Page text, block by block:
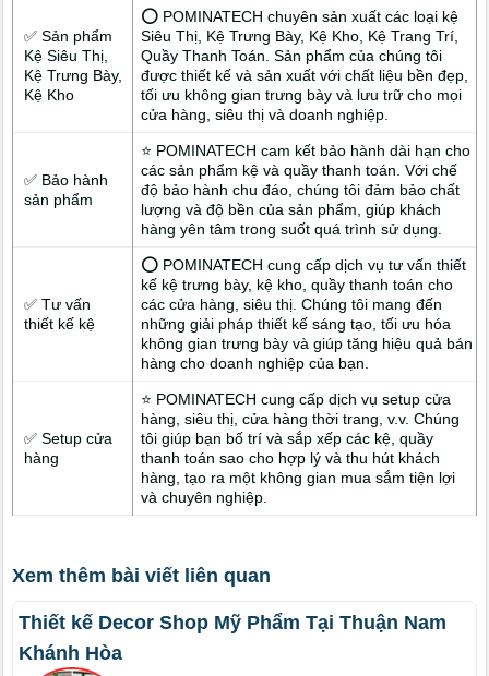
✅ Sản phẩm
Kệ Siêu Thị,
Kệ Trưng Bày,
Kệ Kho
⭕ POMINATECH chuyên sản xuất các loại kệ
Siêu Thị, Kệ Trưng Bày, Kệ Kho, Kệ Trang Trí,
Quầy Thanh Toán. Sản phẩm của chúng tôi
được thiết kế và sản xuất với chất liệu bền đẹp,
tối ưu không gian trưng bày và lưu trữ cho mọi
cửa hàng, siêu thị và doanh nghiệp.
✅ Bảo hành
sản phẩm
⭐ POMINATECH cam kết bảo hành dài hạn cho
các sản phẩm kệ và quầy thanh toán. Với chế
độ bảo hành chu đáo, chúng tôi đảm bảo chất
lượng và độ bền của sản phẩm, giúp khách
hàng yên tâm trong suốt quá trình sử dụng.
✅ Tư vấn
thiết kế kệ
⭕ POMINATECH cung cấp dịch vụ tư vấn thiết
kế kệ trưng bày, kệ kho, quầy thanh toán cho
các cửa hàng, siêu thị. Chúng tôi mang đến
những giải pháp thiết kế sáng tạo, tối ưu hóa
không gian trưng bày và giúp tăng hiệu quả bán
hàng cho doanh nghiệp của bạn.
✅ Setup cửa
hàng
⭐ POMINATECH cung cấp dịch vụ setup cửa
hàng, siêu thị, cửa hàng thời trang, v.v. Chúng
tôi giúp bạn bố trí và sắp xếp các kệ, quầy
thanh toán sao cho hợp lý và thu hút khách
hàng, tạo ra một không gian mua sắm tiện lợi
và chuyên nghiệp.
Xem thêm bài viết liên quan
Thiết kế Decor Shop Mỹ Phẩm Tại Thuận Nam
Khánh Hòa